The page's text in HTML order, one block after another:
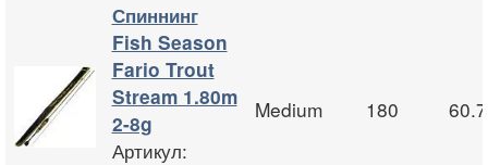
Спиннинг
Fish Season
Fario Trout
Stream 1.80m
2-8g
Артикул:
Medium 180 60.7